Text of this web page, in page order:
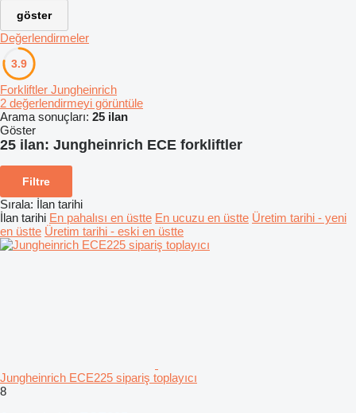
göster
Değerlendirmeler
3.9
Forkliftler Jungheinrich
2 değerlendirmeyi görüntüle
Arama sonuçları: 25 ilan
Göster
25 ilan: Jungheinrich ECE forkliftler
Filtre
Sırala: İlan tarihi
İlan tarihi En pahalısı en üstte En ucuzu en üstte Üretim tarihi - yeni
en üstte Üretim tarihi - eski en üstte
Jungheinrich ECE225 sipariş toplayıcı
8